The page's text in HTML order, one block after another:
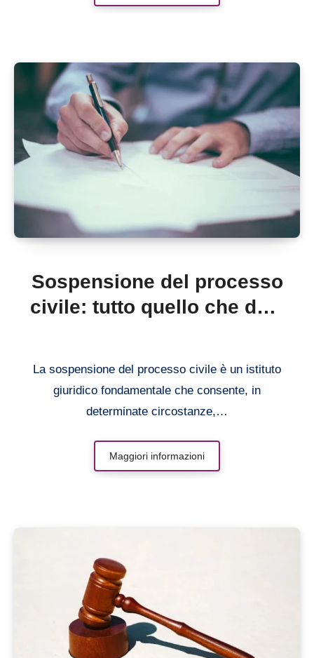
Sospensione del processo
civile: tutto quello che devi
La sospensione del processo civile è un istituto
giuridico fondamentale che consente, in
determinate circostanze,…
Maggiori informazioni